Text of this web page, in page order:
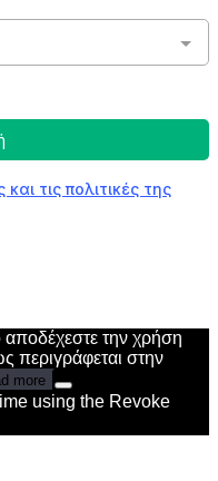
αποδέχεστε την χρήση
στην
more
using the Revoke